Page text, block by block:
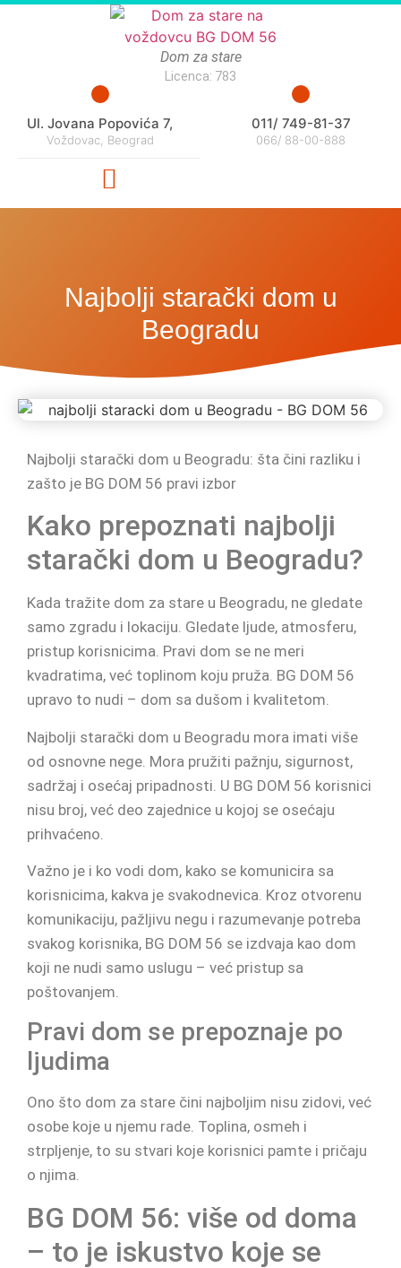
Dom za stare
Licenca: 783
Ul. Jovana Popovića 7,
Voždovac, Beograd
011/ 749-81-37
066/ 88-00-888
Najbolji starački dom u
Beogradu
Najbolji starački dom u Beogradu: šta čini razliku i
zašto je BG DOM 56 pravi izbor
Kako prepoznati najbolji
starački dom u Beogradu?
Kada tražite dom za stare u Beogradu, ne gledate
samo zgradu i lokaciju. Gledate ljude, atmosferu,
pristup korisnicima. Pravi dom se ne meri
kvadratima, već toplinom koju pruža. BG DOM 56
upravo to nudi – dom sa dušom i kvalitetom.
Najbolji starački dom u Beogradu mora imati više
od osnovne nege. Mora pružiti pažnju, sigurnost,
sadržaj i osećaj pripadnosti. U BG DOM 56 korisnici
nisu broj, već deo zajednice u kojoj se osećaju
prihvaćeno.
Važno je i ko vodi dom, kako se komunicira sa
korisnicima, kakva je svakodnevica. Kroz otvorenu
komunikaciju, pažljivu negu i razumevanje potreba
svakog korisnika, BG DOM 56 se izdvaja kao dom
koji ne nudi samo uslugu – već pristup sa
poštovanjem.
Pravi dom se prepoznaje po
ljudima
Ono što dom za stare čini najboljim nisu zidovi, već
osobe koje u njemu rade. Toplina, osmeh i
strpljenje, to su stvari koje korisnici pamte i pričaju
o njima.
BG DOM 56: više od doma
– to je iskustvo koje se